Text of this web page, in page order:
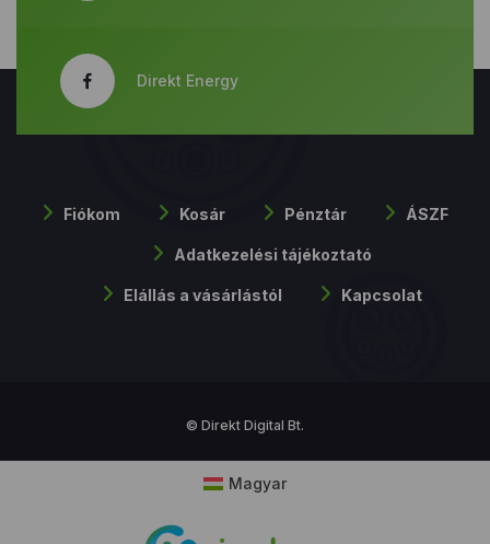
Direkt Energy
Fiókom Kosár Pénztár ÁSZF
Adatkezelési tájékoztató
Elállás a vásárlástól Kapcsolat
© Direkt Digital Bt.
Magyar